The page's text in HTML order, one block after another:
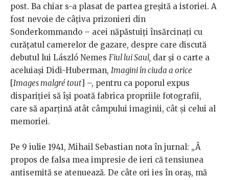
post. Ba chiar s-a plasat de partea greșită a istoriei. A
fost nevoie de câțiva prizonieri din
Sonderkommando – acei năpăstuiți însărcinați cu
curățatul camerelor de gazare, despre care discută
debutul lui László Nemes Fiul lui Saul, dar și o carte a
aceluiași Didi-Huberman, Imagini în ciuda a orice
Images malgré tout] –, pentru ca poporul expus
dispariției să își poată fabrica propriile fotografii,
care să aparțină atât câmpului imaginii, cât și celui al
memoriei.
Pe 9 iulie 1941, Mihail Sebastian nota în jurnal: „Â
propos de falsa mea impresie de ieri că tensiunea
antisemită se atenuează. De câte ori ies în oraş, mă